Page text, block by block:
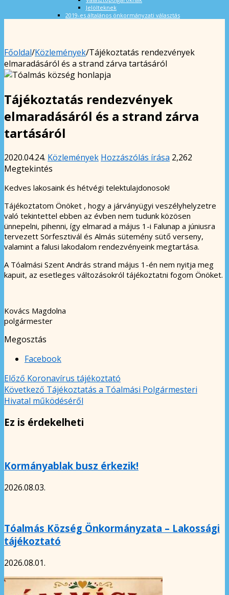
Jelölteknek
2019-es általános önkormányzati választás
Főoldal/Közlemények/Tájékoztatás rendezvények
elmaradásáról és a strand zárva tartásáról
Tájékoztatás rendezvények
elmaradásáról és a strand zárva
tartásáról
2020.04.24. Közlemények Hozzászólás írása 2,262
Megtekintés
Kedves lakosaink és hétvégi telektulajdonosok!
Tájékoztatom Önöket , hogy a járványügyi veszélyhelyzetre
való tekintettel ebben az évben nem tudunk közösen
ünnepelni, pihenni, így elmarad a május 1-i Falunap a júniusra
tervezett Sörfesztivál és Almás sütemény sütő verseny,
valamint a falusi lakodalom rendezvényeink megtartása.
A Tóalmási Szent András strand május 1-én nem nyitja meg
kapuit, az esetleges változásokról tájékoztatni fogom Önöket.
Kovács Magdolna
polgármester
Megosztás
Facebook
Előző Koronavírus tájékoztató
Következő Tájékoztatás a Tóalmási Polgármesteri
Hivatal működéséről
Ez is érdekelheti
Kormányablak busz érkezik!
2026.08.03.
Tóalmás Község Önkormányzata – Lakossági
tájékoztató
2026.08.01.